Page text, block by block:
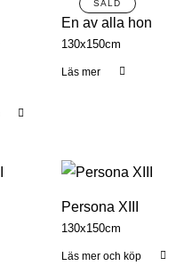
En av alla hon
130x150cm
Läs mer
Persona XIII
130x150cm
Läs mer och köp